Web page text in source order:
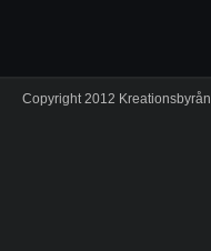
Copyright 2012 Kreationsbyrån